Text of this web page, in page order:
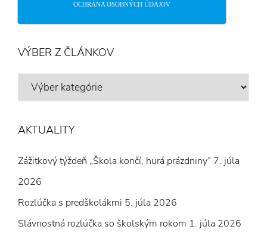
OCHRANA OSOBNÝCH ÚDAJOV
VÝBER Z ČLÁNKOV
VÝBER
AKTUALITY
Zážitkový týždeň „Škola končí, hurá prázdniny“ 7. júla
2026
Rozlúčka s predškolákmi 5. júla 2026
Slávnostná rozlúčka so školským rokom 1. júla 2026